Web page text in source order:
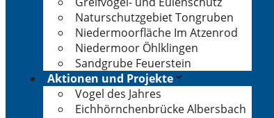
Naturschutzgebiet Tongruben
Niedermoorfläche Im Atzenrod
Niedermoor Öhlklingen
Sandgrube Feuerstein
Aktionen und Projekte
Vogel des Jahres
Eichhörnchenbrücke Albersbach